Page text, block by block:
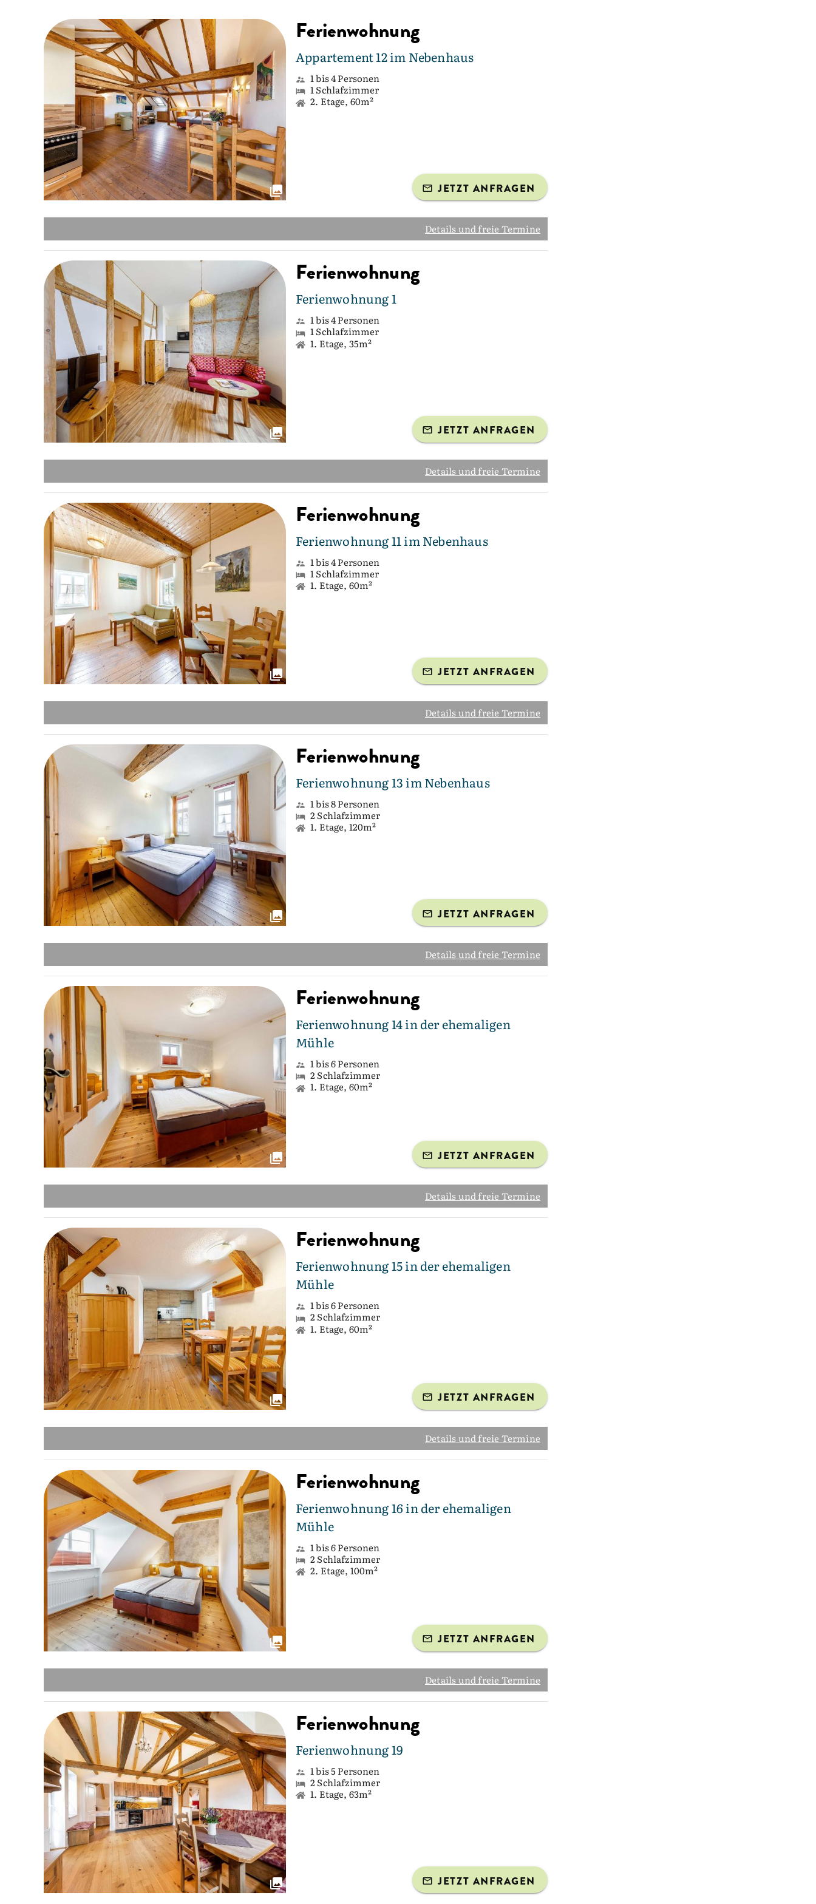
Ferienwohnung
Appartement 12 im Nebenhaus
1 bis 4 Personen
1 Schlafzimmer
2. Etage, 60m²
JETZT ANFRAGEN
Details und freie Termine
Ferienwohnung
Ferienwohnung 1
1 bis 4 Personen
1 Schlafzimmer
1. Etage, 35m²
JETZT ANFRAGEN
Details und freie Termine
Ferienwohnung
Ferienwohnung 11 im Nebenhaus
1 bis 4 Personen
1 Schlafzimmer
1. Etage, 60m²
JETZT ANFRAGEN
Details und freie Termine
Ferienwohnung
Ferienwohnung 13 im Nebenhaus
1 bis 8 Personen
2 Schlafzimmer
1. Etage, 120m²
JETZT ANFRAGEN
Details und freie Termine
Ferienwohnung
Ferienwohnung 14 in der ehemaligen
Mühle
1 bis 6 Personen
2 Schlafzimmer
1. Etage, 60m²
JETZT ANFRAGEN
Details und freie Termine
Ferienwohnung
Ferienwohnung 15 in der ehemaligen
Mühle
1 bis 6 Personen
2 Schlafzimmer
1. Etage, 60m²
JETZT ANFRAGEN
Details und freie Termine
Ferienwohnung
Ferienwohnung 16 in der ehemaligen
Mühle
1 bis 6 Personen
2 Schlafzimmer
2. Etage, 100m²
JETZT ANFRAGEN
Details und freie Termine
Ferienwohnung
Ferienwohnung 19
1 bis 5 Personen
2 Schlafzimmer
1. Etage, 63m²
JETZT ANFRAGEN